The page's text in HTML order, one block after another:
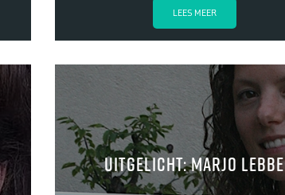
LEES MEER
Uitgelicht: Marjo Lebbe